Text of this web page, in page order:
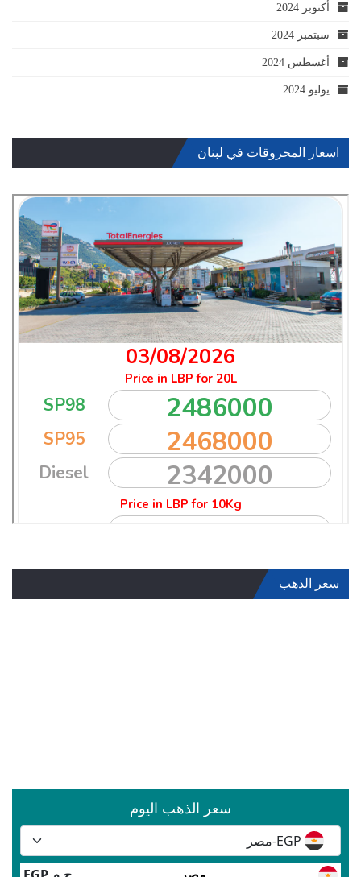
أكتوبر 2024
سبتمبر 2024
أغسطس 2024
يوليو 2024
اسعار المحروقات في لبنان
سعر الذهب